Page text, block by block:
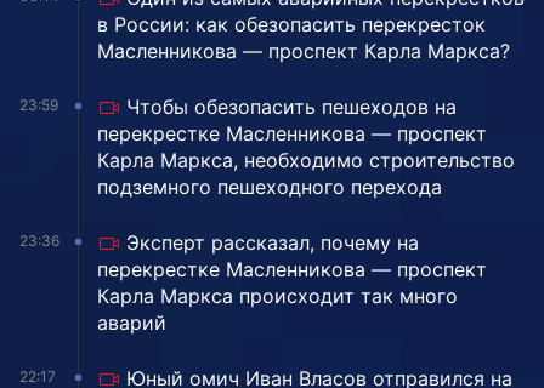
в России: как обезопасить перекресток
Масленникова — проспект Карла Маркса?
23:59
Чтобы обезопасить пешеходов на
перекрестке Масленникова — проспект
Карла Маркса, необходимо строительство
подземного пешеходного перехода
23:36
Эксперт рассказал, почему на
перекрестке Масленникова — проспект
Карла Маркса происходит так много
аварий
22:17
Юный омич Иван Власов отправился на